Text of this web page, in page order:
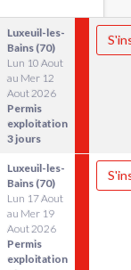
Luxeuil-les-
Bains (70)
Lun 10 Aout
au Mer 12
Aout 2026
Permis
exploitation
3 jours
Luxeuil-les-
Bains (70)
Lun 17 Aout
au Mer 19
Aout 2026
Permis
exploitation